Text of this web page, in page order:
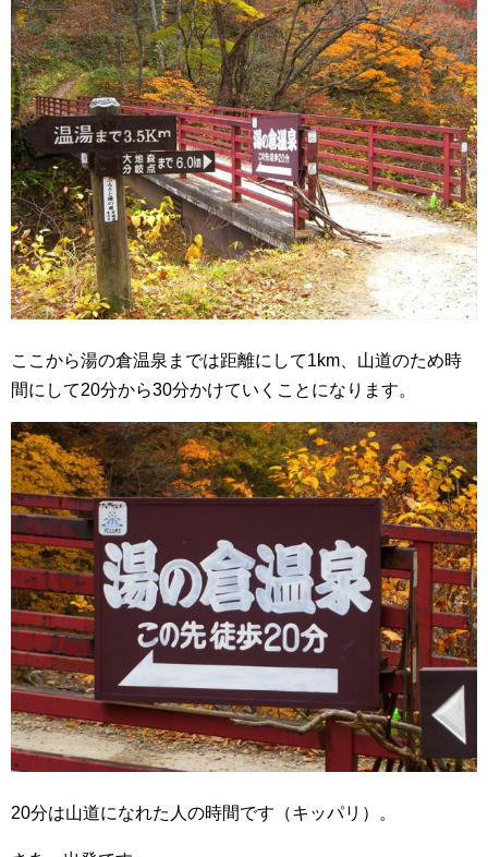
ここから湯の倉温泉までは距離にして1km、山道のため時
間にして20分から30分かけていくことになります。
20分は山道になれた人の時間です（キッパリ）。